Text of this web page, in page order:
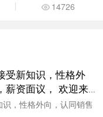
14726
受新知识，性格外
薪资面议， 欢迎来
，性格外向，认同销售